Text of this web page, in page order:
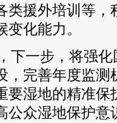
类援外培训等，
化能力。
下一步，将强
，完善年度监测
要湿地的精准保
公众湿地保护意